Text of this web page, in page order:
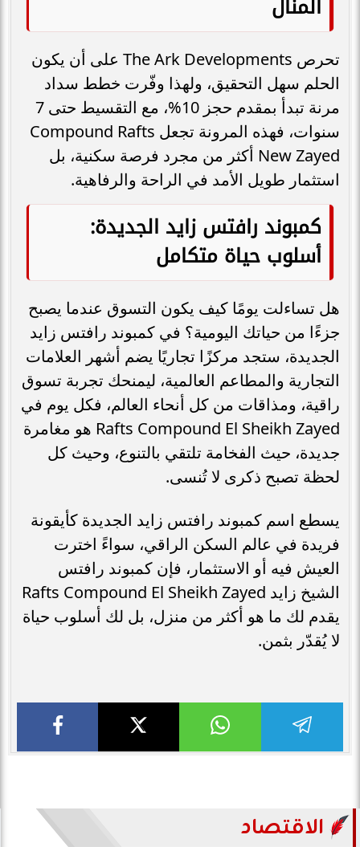
المنال
تحرص The Ark Developments على أن يكون
الحلم سهل التحقيق، ولهذا وفّرت خطط سداد
مرنة تبدأ بمقدم حجز 10%، مع التقسيط حتى 7
سنوات، فهذه المرونة تجعل Compound Rafts
New Zayed أكثر من مجرد فرصة سكنية، بل
استثمار طويل الأمد في الراحة والرفاهية.
كمبوند رافتس زايد الجديدة:
أسلوب حياة متكامل
هل تساءلت يومًا كيف يكون التسوق عندما يصبح
جزءًا من حياتك اليومية؟ في كمبوند رافتس زايد
الجديدة، ستجد مركزًا تجاريًا يضم أشهر العلامات
التجارية والمطاعم العالمية، ليمنحك تجربة تسوق
راقية، ومذاقات من كل أنحاء العالم، فكل يوم في
Rafts Compound El Sheikh Zayed هو مغامرة
جديدة، حيث الفخامة تلتقي بالتنوع، وحيث كل
لحظة تصبح ذكرى لا تُنسى.
يسطع اسم كمبوند رافتس زايد الجديدة كأيقونة
فريدة في عالم السكن الراقي، سواءً اخترت
العيش فيه أو الاستثمار، فإن كمبوند رافتس
الشيخ زايد Rafts Compound El Sheikh Zayed
يقدم لك ما هو أكثر من منزل، بل لك أسلوب حياة
لا يُقدّر بثمن.
الاقتصاد